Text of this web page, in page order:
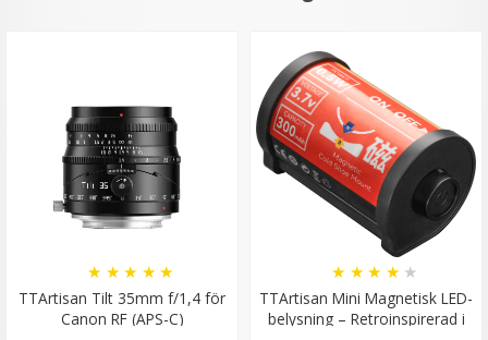
TTArtisan Tilt 35mm f/1,4 för
Canon RF (APS-C)
★ ★ ★ ★ ★
TTArtisan Mini Magnetisk LED-
belysning – Retroinspirerad i
★ ★ ★ ★ ★